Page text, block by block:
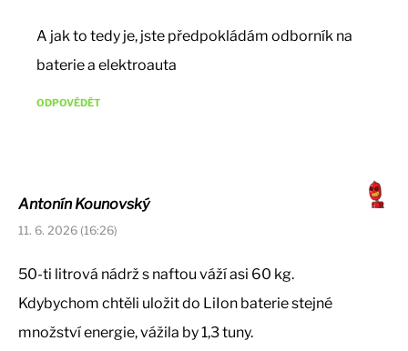
A jak to tedy je, jste předpokládám odborník na
baterie a elektroauta
ODPOVĚDĚT
Antonín Kounovský
11. 6. 2026 (16:26)
50-ti litrová nádrž s naftou váží asi 60 kg.
Kdybychom chtěli uložit do LiIon baterie stejné
množství energie, vážila by 1,3 tuny.